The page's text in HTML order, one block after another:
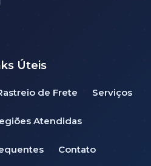
Úteis
de Frete Serviços
Atendidas
Contato